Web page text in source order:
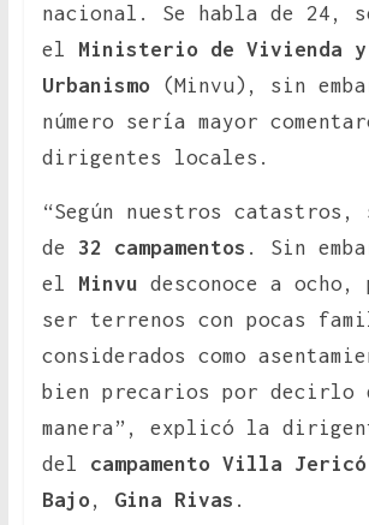
nacional. Se habla de 24,
el Ministerio de Vivienda y
Urbanismo (Minvu), sin
número sería mayor
dirigentes locales.
“Según nuestros
de 32 campamentos . Sin
el Minvu desconoce a ocho,
ser terrenos con pocas
considerados como
bien precarios por decirlo
manera”, explicó la
del campamento Villa Jericó
Bajo , Gina Rivas .